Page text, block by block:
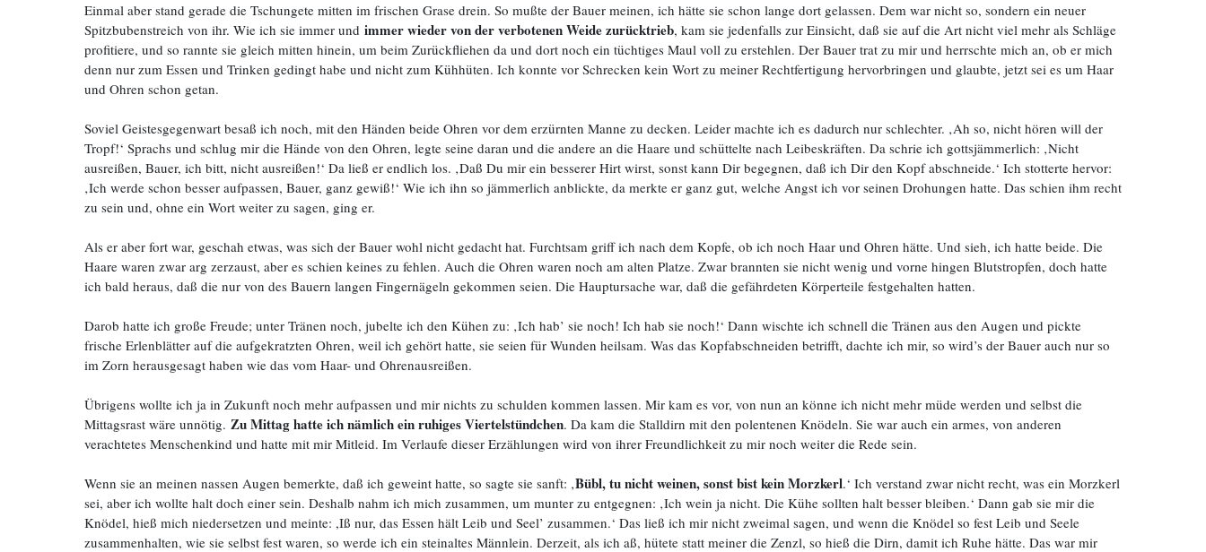
Einmal aber stand gerade die Tschungete mitten im frischen Grase drein. So mußte der Bauer meinen, ich hätte sie schon lange dort gelassen. Dem war nicht so, sondern ein neuer
Spitzbubenstreich von ihr. Wie ich sie immer und immer wieder von der verbotenen Weide zurücktrieb, kam sie jedenfalls zur Einsicht, daß sie auf die Art nicht viel mehr als Schläge
profitiere, und so rannte sie gleich mitten hinein, um beim Zurückfliehen da und dort noch ein tüchtiges Maul voll zu erstehlen. Der Bauer trat zu mir und herrschte mich an, ob er mich
denn nur zum Essen und Trinken gedingt habe und nicht zum Kühhüten. Ich konnte vor Schrecken kein Wort zu meiner Rechtfertigung hervorbringen und glaubte, jetzt sei es um Haar
und Ohren schon getan.
Soviel Geistesgegenwart besaß ich noch, mit den Händen beide Ohren vor dem erzürnten Manne zu decken. Leider machte ich es dadurch nur schlechter. ‚Ah so, nicht hören will der
Tropf!‘ Sprachs und schlug mir die Hände von den Ohren, legte seine daran und die andere an die Haare und schüttelte nach Leibeskräften. Da schrie ich gottsjämmerlich: ‚Nicht
ausreißen, Bauer, ich bitt, nicht ausreißen!‘ Da ließ er endlich los. ‚Daß Du mir ein besserer Hirt wirst, sonst kann Dir begegnen, daß ich Dir den Kopf abschneide.‘ Ich stotterte hervor:
‚Ich werde schon besser aufpassen, Bauer, ganz gewiß!‘ Wie ich ihn so jämmerlich anblickte, da merkte er ganz gut, welche Angst ich vor seinen Drohungen hatte. Das schien ihm recht
zu sein und, ohne ein Wort weiter zu sagen, ging er.
Als er aber fort war, geschah etwas, was sich der Bauer wohl nicht gedacht hat. Furchtsam griff ich nach dem Kopfe, ob ich noch Haar und Ohren hätte. Und sieh, ich hatte beide. Die
Haare waren zwar arg zerzaust, aber es schien keines zu fehlen. Auch die Ohren waren noch am alten Platze. Zwar brannten sie nicht wenig und vorne hingen Blutstropfen, doch hatte
ich bald heraus, daß die nur von des Bauern langen Fingernägeln gekommen seien. Die Hauptursache war, daß die gefährdeten Körperteile festgehalten hatten.
Darob hatte ich große Freude; unter Tränen noch, jubelte ich den Kühen zu: ‚Ich hab’ sie noch! Ich hab sie noch!‘ Dann wischte ich schnell die Tränen aus den Augen und pickte
frische Erlenblätter auf die aufgekratzten Ohren, weil ich gehört hatte, sie seien für Wunden heilsam. Was das Kopfabschneiden betrifft, dachte ich mir, so wird’s der Bauer auch nur so
im Zorn herausgesagt haben wie das vom Haar- und Ohrenausreißen.
Übrigens wollte ich ja in Zukunft noch mehr aufpassen und mir nichts zu schulden kommen lassen. Mir kam es vor, von nun an könne ich nicht mehr müde werden und selbst die
Mittagsrast wäre unnötig. Zu Mittag hatte ich nämlich ein ruhiges Viertelstündchen. Da kam die Stalldirn mit den polentenen Knödeln. Sie war auch ein armes, von anderen
verachtetes Menschenkind und hatte mit mir Mitleid. Im Verlaufe dieser Erzählungen wird von ihrer Freundlichkeit zu mir noch weiter die Rede sein.
Wenn sie an meinen nassen Augen bemerkte, daß ich geweint hatte, so sagte sie sanft: ‚Bübl, tu nicht weinen, sonst bist kein Morzkerl.‘ Ich verstand zwar nicht recht, was ein Morzkerl
sei, aber ich wollte halt doch einer sein. Deshalb nahm ich mich zusammen, um munter zu entgegnen: ‚Ich wein ja nicht. Die Kühe sollten halt besser bleiben.‘ Dann gab sie mir die
Knödel, hieß mich niedersetzen und meinte: ,Iß nur, das Essen hält Leib und Seel’ zusammen.‘ Das ließ ich mir nicht zweimal sagen, und wenn die Knödel so fest Leib und Seele
zusammenhalten, wie sie selbst fest waren, so werde ich ein steinaltes Männlein. Derzeit, als ich aß, hütete statt meiner die Zenzl, so hieß die Dirn, damit ich Ruhe hätte. Das war mir